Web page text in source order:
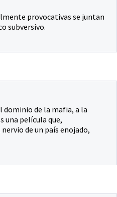
provocativas se juntan
subversivo.
dominio de la mafia, a la
una película que,
de un país enojado,